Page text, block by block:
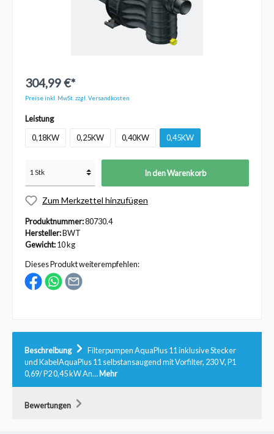
304,99 €*
Preise inkl. MwSt. zzgl. Versandkosten
Leistung
0,18KW
0,25KW 0,40KW 0,45KW
In den Warenkorb
Zum Merkzettel hinzufügen
Produktnummer:80730.4
Hersteller:BWT
Gewicht:10 kg
Dieses Produkt weiterempfehlen:
Beschreibung
Filterpumpen AquaPlus 11 inklusive Stecker
und KabelAquaPlus 11 selbstansaugend mit Vorfilter, 230 V, P1
0,69/ P2 0,45 kW An…Mehr
Bewertungen